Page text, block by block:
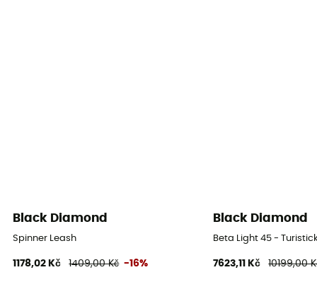
Black Diamond
Spinner Leash
1178,02 Kč 1409,00 Kč -16%
Black Diamond
Beta Light 45 -
7623,11 Kč 10199,00